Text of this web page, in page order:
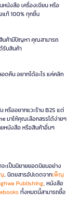
หนังสือ เครื่องเขียน หรือ
แท้ 100% ทุกชิ้น
สินค้ามีปัญหา คุณสามารถ
รับสินค้า
คืน อยากได้อะไร แค่คลิก
หรืออยากแวะร้าน B2S แต่
มาให้คุณเลือกสรรได้ง่ายๆ
หนังสือ หรือสินค้าอื่นๆ
ะเป็นนิยายยอดนิยมอย่าง
, นิตยสารอัปเดตจากเพ็ญ
Publishing, หนังสือ
ทั้งหมดนี้สามารถซื้อ